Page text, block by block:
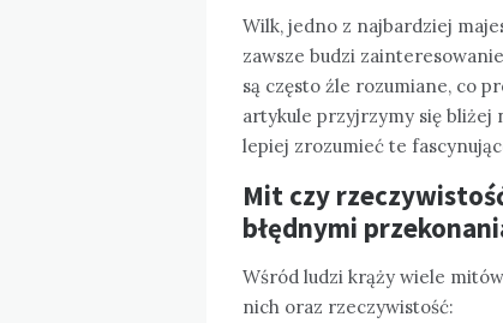
Wilk, jedno z najbardziej
zawsze budzi
są często źle rozumiane, co
artykule przyjrzymy się bliżej
lepiej zrozumieć te
Mit czy
błędnymi
Wśród ludzi krąży wiele
nich oraz rzeczywistość: